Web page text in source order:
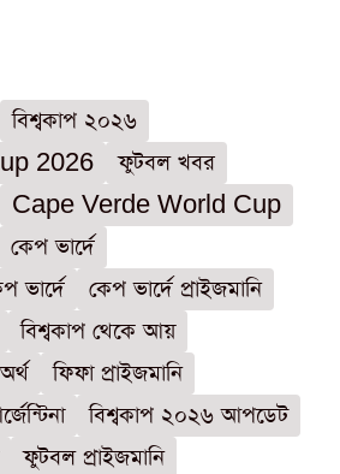
বিশ্বকাপ ২০২৬
2026
ফুটবল খবর
Cape Verde World Cup
কেপ ভার্দে
ভার্দে
কেপ ভার্দে প্রাইজমানি
বিশ্বকাপ থেকে আয়
ফিফা প্রাইজমানি
বিশ্বকাপ ২০২৬ আপডেট
ফুটবল প্রাইজমানি